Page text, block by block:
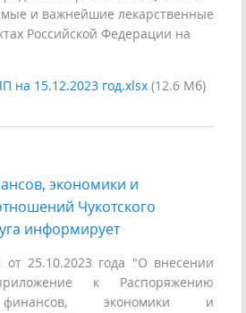
и важнейшие лекарственные
Российской Федерации на
на 15.12.2023 год.xlsx (12.6 Мб)
экономики и
Чукотского
информирует
от 25.10.2023 года "О внесении
к Распоряжению
финансов, экономики и